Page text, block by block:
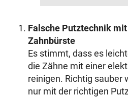
Falsche Putztechnik
Zahnbürste
Es stimmt, dass es
die Zähne mit einer
reinigen. Richtig sauber
nur mit der richtigen